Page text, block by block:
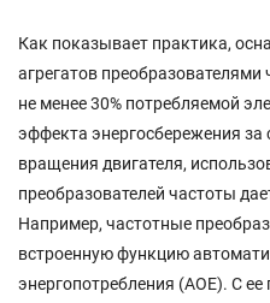
Как показывает практика,
агрегатов
не менее 30% потребляемой
эффекта энергосбережения за
вращения двигателя,
преобразователей частоты
Например, частотные
встроенную функцию
энергопотребления (АОЕ). С